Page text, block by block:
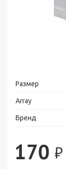
Размер
Array
Бренд
170 ₽